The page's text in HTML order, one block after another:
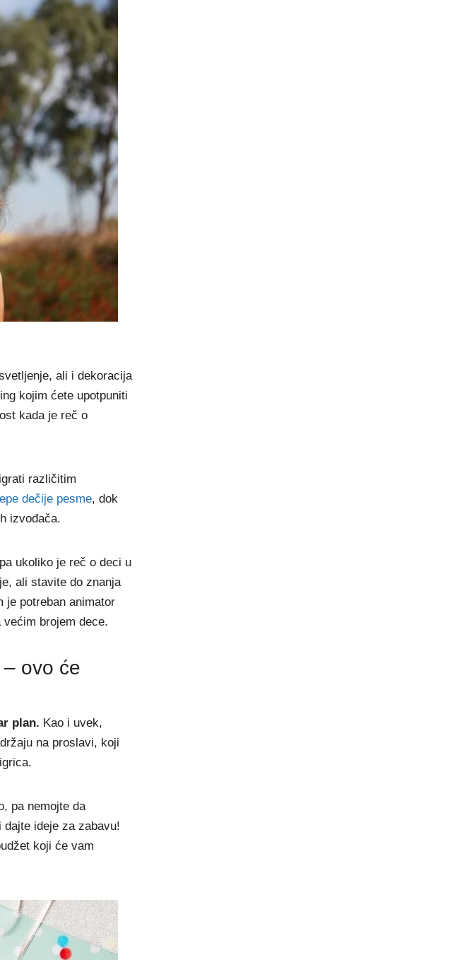
ali i dekoracija
kojim ćete upotpuniti
kada je reč o
različitim
lepe dečije pesme, dok
izvođača.
ukoliko je reč o deci u
ali stavite do znanja
je potreban animator
brojem dece.
ovo će
plan. Kao i uvek,
na proslavi, koji
pa nemojte da
ideje za zabavu!
koji će vam